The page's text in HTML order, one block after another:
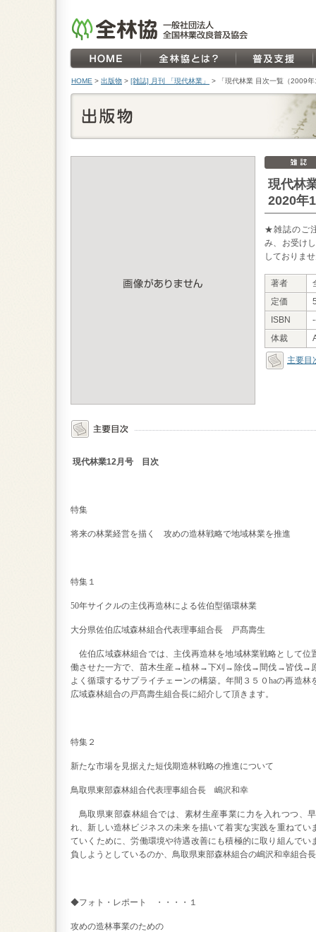
HOME > 出版物 > [雑誌] 月刊 「現代林業」 > 「現代林業 目次一覧（2009
現代林
2020年
★雑誌のご
み、お受け
しておりま
著者
定価
ISBN
体裁
主要目
現代林業12月号 目次
特集
将来の林業経営を描く 攻めの造林戦略で地域林業を推進
特集１
50年サイクルの主伐再造林による佐伯型循環林業
大分県佐伯広域森林組合代表理事組合長 戸髙壽生
佐伯広域森林組合では、主伐再造林を地域林業戦略として位
働させた一方で、苗木生産→植林→下刈→除伐→間伐→皆伐→
よく循環するサプライチェーンの構築。年間３５０ haの再造林
広域森林組合の戸髙壽生組合長に紹介して頂きます。
特集２
新たな市場を見据えた短伐期造林戦略の推進について
鳥取県東部森林組合代表理事組合長 嶋沢和幸
鳥取県東部森林組合では、素材生産事業に力を入れつつ、
れ、新しい造林ビジネスの未来を描いて着実な実践を重ねて
ていくために、労働環境や待遇改善にも積極的に取り組んで
負しようとしているのか、鳥取県東部森林組合の嶋沢和幸組合
◆フォト・レポート ・・・・１
攻めの造林事業のための